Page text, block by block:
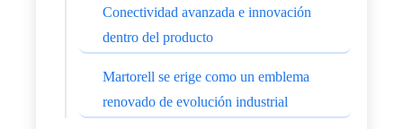
Conectividad avanzada e innovación
dentro del producto
Martorell se erige como un emblema
renovado de evolución industrial